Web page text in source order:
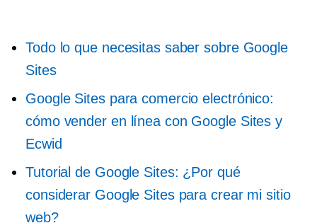
Todo lo que necesitas saber sobre Google
Sites
Google Sites para comercio electrónico:
cómo vender en línea con Google Sites y
Ecwid
Tutorial de Google Sites: ¿Por qué
considerar Google Sites para crear mi sitio
web?